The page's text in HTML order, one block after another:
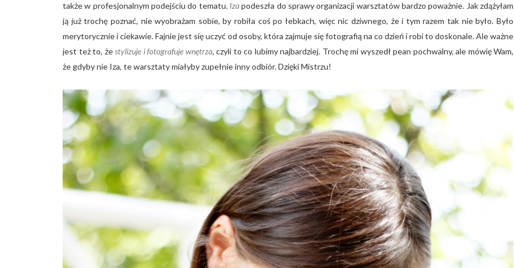
także w profesjonalnym podejściu do tematu. Izapodeszła do sprawy organizacji warsztatów bardzo poważnie. Jak zdążyłam
ją już trochę poznać, nie wyobrażam sobie, by robiła coś po łebkach, więc nic dziwnego, że i tym razem tak nie było. Było
merytorycznie i ciekawie. Fajnie jest się uczyć od osoby, która zajmuje się fotografią na co dzień i robi to doskonale. Ale ważne
jest też to, żestylizuje i fotografuje wnętrza, czyli to co lubimy najbardziej. Trochę mi wyszedł pean pochwalny, ale mówię Wam,
że gdyby nie Iza, te warsztaty miałyby zupełnie inny odbiór. Dzięki Mistrzu!